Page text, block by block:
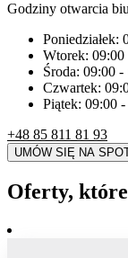
Godziny otwarcia
Poniedziałek:
Wtorek: 09:00
Środa: 09:00 -
Czwartek:
Piątek: 09:00 -
+48 85 811 81 93
UMÓW SIĘ NA
Oferty,